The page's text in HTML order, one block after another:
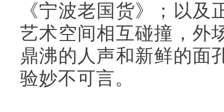
《宁波老国货》；以
艺术空间相互碰撞，外
鼎沸的人声和新鲜的面
验妙不可言。